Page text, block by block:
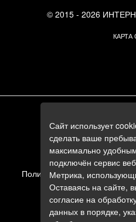
© 2015 - 2026
КАРТА
+7 (495)
+7 (985)
e-mail:
Политика в отношении
Сайт использует
сделать ваше
максимально
подключён сервис
Метрика,
Оставаясь на сайте,
согласие на
данных в порядке,